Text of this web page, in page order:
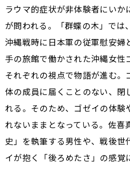
ラウマ的症状が非体験者にいか
が問われる。「群蝶の木」では
沖縄戦時に日本軍の従軍慰安婦
手の旅館で働かされた沖縄女性
それぞれの視点で物語が進む。
体の成員に届くことのない、閉
れる。そのため、ゴゼイの体験
れないままとなっている。佐喜
史」を執筆する男性や、戦後世
イが抱く「後ろめたさ」の感覚